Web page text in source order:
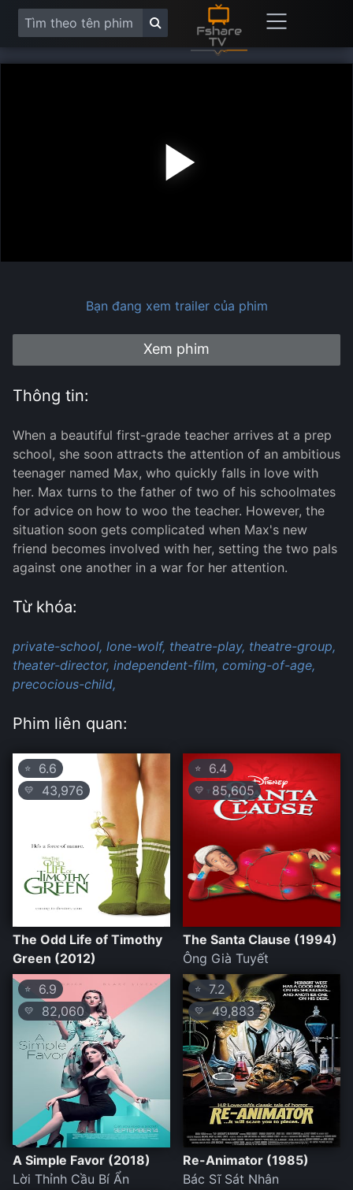
Bạn đang xem trailer của phim
Xem phim
Thông tin:
When a beautiful first-grade teacher arrives at a prep
school, she soon attracts the attention of an ambitious
teenager named Max, who quickly falls in love with
her. Max turns to the father of two of his schoolmates
for advice on how to woo the teacher. However, the
situation soon gets complicated when Max's new
friend becomes involved with her, setting the two pals
against one another in a war for her attention.
Từ khóa:
private-school, lone-wolf, theatre-play, theatre-group,
theater-director, independent-film, coming-of-age,
precocious-child,
Phim liên quan:
⭐ 6.6
💛 43,976
The Odd Life of Timothy
Green (2012)
⭐ 6.4
💛 85,605
The Santa Clause (1994)
Ông Già Tuyết
⭐ 6.9
💛 82,060
A Simple Favor (2018)
Lời Thỉnh Cầu Bí Ẩn
⭐ 7.2
💛 49,883
Re-Animator (1985)
Bác Sĩ Sát Nhân